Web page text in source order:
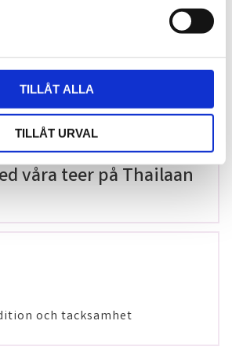
TILLÅT ALLA
TILLÅT URVAL
utan
är inte över –
våra teer på Thailaan
och tacksamhet